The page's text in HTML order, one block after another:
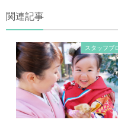
関連記事
スタッフブ